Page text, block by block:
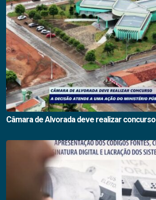
Câmara de Alvorada deve realizar concurso